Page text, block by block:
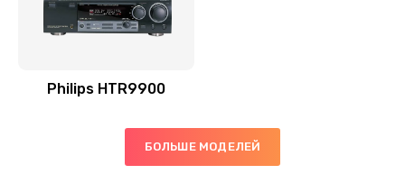
Ремонт или замена флоуметра
Замена сальников
2000 руб.
Philips HTR9900
БОЛЬШЕ МОДЕЛЕЙ